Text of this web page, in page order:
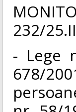
232/
- Lege
678/